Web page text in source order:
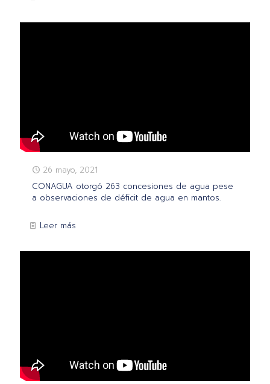
26 mayo, 2021
CONAGUA otorgó 263 concesiones de agua pese
a observaciones de déficit de agua en mantos.
Leer más